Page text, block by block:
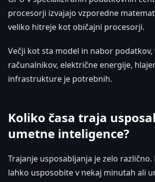
procesorji izvajajo vzporedne
veliko hitreje kot običajni procesorji.
Večji kot sta model in nabor podatkov,
računalnikov, električne energije,
infrastrukture je potrebnih.
Koliko časa traja
umetne inteligence?
Trajanje usposabljanja je zelo
lahko usposobite v nekaj minutah ali